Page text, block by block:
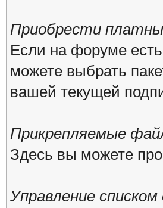
Приобрести
Если на форуме
можете выбрать
вашей текущей
Прикрепляемые
Здесь вы можете
Управление списком